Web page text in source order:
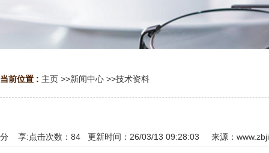
当前位置 : 主页 >>新闻中心 >>技术资料
点击次数： 84 更新时间：26/03/13 09:28:03 来源：
分 享: